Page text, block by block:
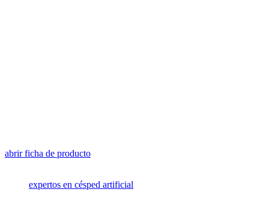
abrir ficha de producto
expertos en césped artificial